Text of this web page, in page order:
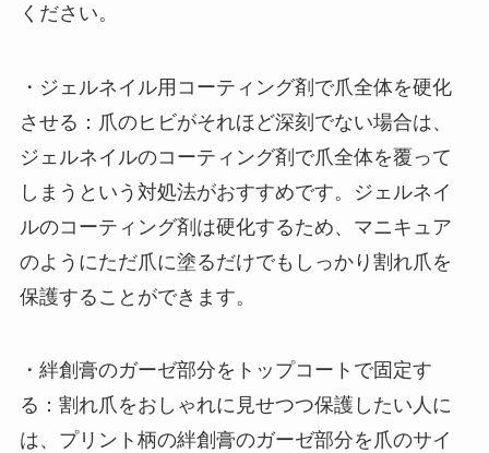
ください。
・ジェルネイル用コーティング剤で爪全体を硬化
させる：爪のヒビがそれほど深刻でない場合は、
ジェルネイルのコーティング剤で爪全体を覆って
しまうという対処法がおすすめです。ジェルネイ
ルのコーティング剤は硬化するため、マニキュア
のようにただ爪に塗るだけでもしっかり割れ爪を
保護することができます。
・絆創膏のガーゼ部分をトップコートで固定す
る：割れ爪をおしゃれに見せつつ保護したい人に
は、プリント柄の絆創膏のガーゼ部分を爪のサイ